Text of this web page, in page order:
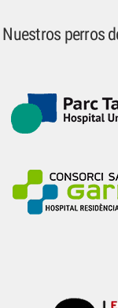
Nuestros perros